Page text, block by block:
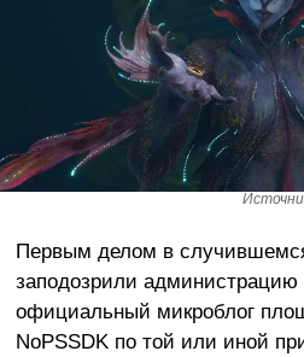
Первым делом в
заподозрили администрацию
официальный микроблог
NoPSSDK по той или иной